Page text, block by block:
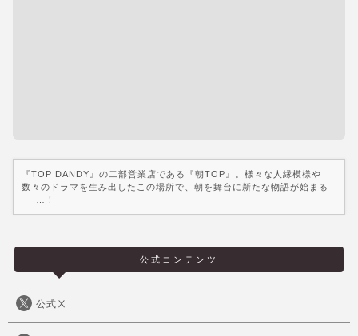
『TOP DANDY』の二部営業店である『朝TOP』。様々な人縁模様や
数々のドラマを生み出したこの場所で、朝を舞台に新たな物語が始まる
──…！
公式コンテンツ
公式Ⅹ